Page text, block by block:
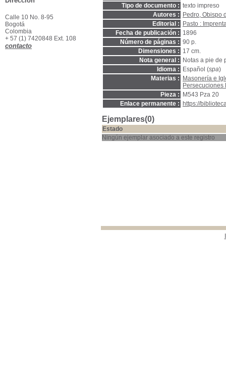
Tipo de documento : texto impreso
Autores :
Pedro, Obispo
Editorial :
Pasto :
Fecha de publicación : 1896
Número de páginas : 90 p.
Dimensiones : 17 cm.
Nota general :
Notas a pie de
Idioma :
Español (spa)
Materias :
Masonería e
Persecuciones
Pieza :
M543 Pza 20
Enlace permanente :
https://
Ejemplares(0)
Estado
Ningún ejemplar asociado a este registro
Calle 10 No. 8-95
Bogotá
Colombia
+ 57 (1) 7420848 Ext. 108
contacto